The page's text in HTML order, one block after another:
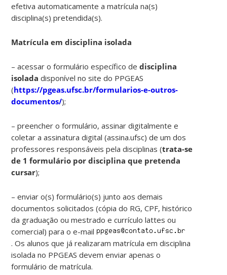
efetiva automaticamente a matrícula na(s)
disciplina(s) pretendida(s).
Matrícula em disciplina isolada
– acessar o formulário específico dedisciplina
isoladadisponível no site do PPGEAS
(https://pgeas.ufsc.br/formularios-e-outros-
documentos/);
– preencher o formulário, assinar digitalmente e
coletar a assinatura digital (assina.ufsc) de um dos
professores responsáveis pela disciplinas (trata-se
de 1 formulário por disciplina que pretenda
cursar);
– enviar o(s) formulário(s) junto aos demais
documentos solicitados (cópia do RG, CPF, histórico
da graduação ou mestrado e currículo lattes ou
comercial) para o e-mail
. Os alunos que já realizaram matrícula em disciplina
isolada no PPGEAS devem enviar apenas o
formulário de matrícula.